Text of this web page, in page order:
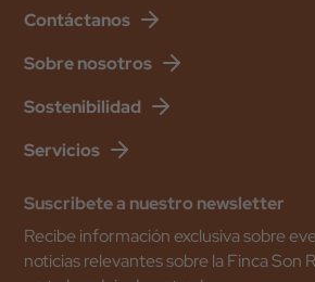
Contáctanos
Sobre nosotros
Sostenibilidad
Servicios
Suscribete a nuestro newsletter
Recibe información exclusiva sobre
noticias relevantes sobre la Finca Son